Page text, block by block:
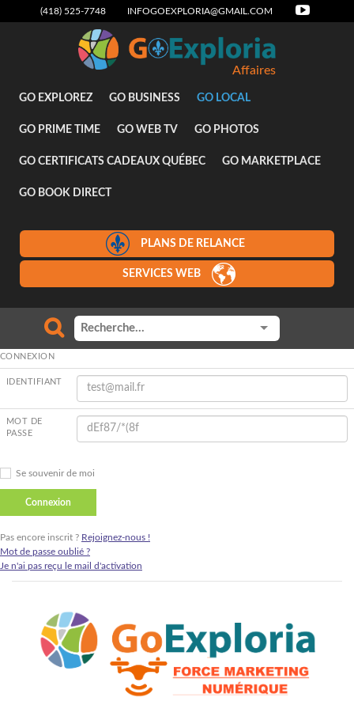
(418) 525-7748 INFOGOEXPLORIA@GMAIL.COM
Affaires
GO EXPLOREZ GO BUSINESS GO LOCAL
GO PRIME TIME GO WEB TV GO PHOTOS
GO CERTIFICATS CADEAUX QUÉBEC GO MARKETPLACE
GO BOOK DIRECT
PLANS DE RELANCE
SERVICES WEB
CONNEXION
IDENTIFIANT
MOT DE
PASSE
Se souvenir de moi
Pas encore inscrit ? Rejoignez-nous !
Mot de passe oublié ?
Je n'ai pas reçu le mail d'activation